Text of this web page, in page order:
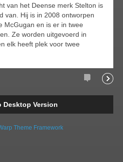
van het Deense merk Stelton is
van. Hij is in 2008 ontworpen
McGugan en is er in twee
Ze worden uitgevoerd in
elk heeft plek voor twee
Comments
Desktop Version
Theme Framework